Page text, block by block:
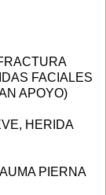
FACIALES
APOYO)
HERIDA
PIERNA